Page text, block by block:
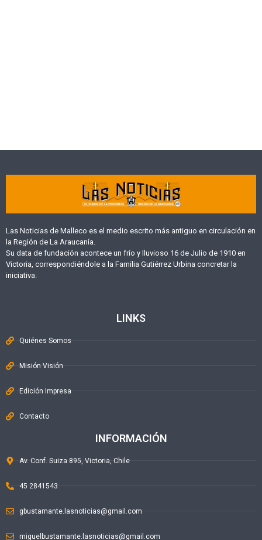
Las Noticias de Malleco es el medio escrito más antiguo en circulación en
la Región de La Araucanía.
Su data de fundación acontece un frío y lluvioso 16 de Julio de 1910 en
Victoria, correspondiéndole a la Familia Gutiérrez Urbina concretar la
iniciativa.
LINKS
Quiénes Somos
Misión Visión
Edición Impresa
Contacto
INFORMACIÓN
Av. Conf. Suiza 895, Victoria, Chile
45 2841543
gbustamante.lasnoticias@gmail.com
miguelbustamante.lasnoticias@gmail.com